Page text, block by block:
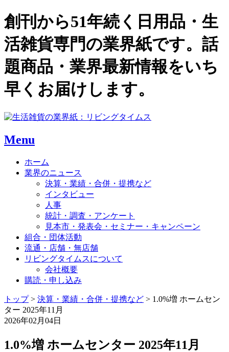
創刊から51年続く日用品・生
活雑貨専門の業界紙です。話
題商品・業界最新情報をいち
早くお届けします。
Menu
ホーム
業界のニュース
決算・業績・合併・提携など
インタビュー
人事
統計・調査・アンケート
見本市・発表会・セミナー・キャンペーン
組合・団体活動
流通・店舗・無店舗
リビングタイムスについて
会社概要
購読・申し込み
トップ> 決算・業績・合併・提携など > 1.0%増 ホームセン
ター 2025年11月
2026年02月04日
1.0%増 ホームセンター 2025年11月